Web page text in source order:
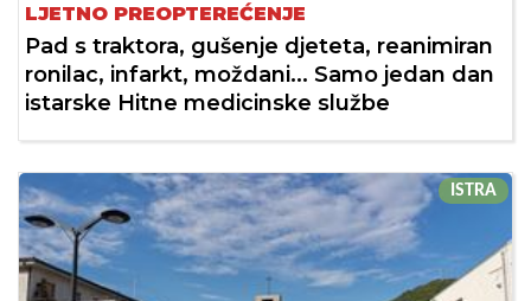
LJETNO PREOPTEREĆENJE
Pad s traktora, gušenje djeteta, reanimiran
ronilac, infarkt, moždani... Samo jedan dan
istarske Hitne medicinske službe
ISTRA